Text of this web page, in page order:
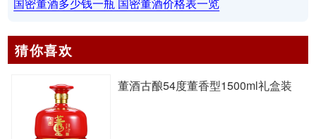
猜你喜欢
董酒古酿54度董香型1500ml礼盒装